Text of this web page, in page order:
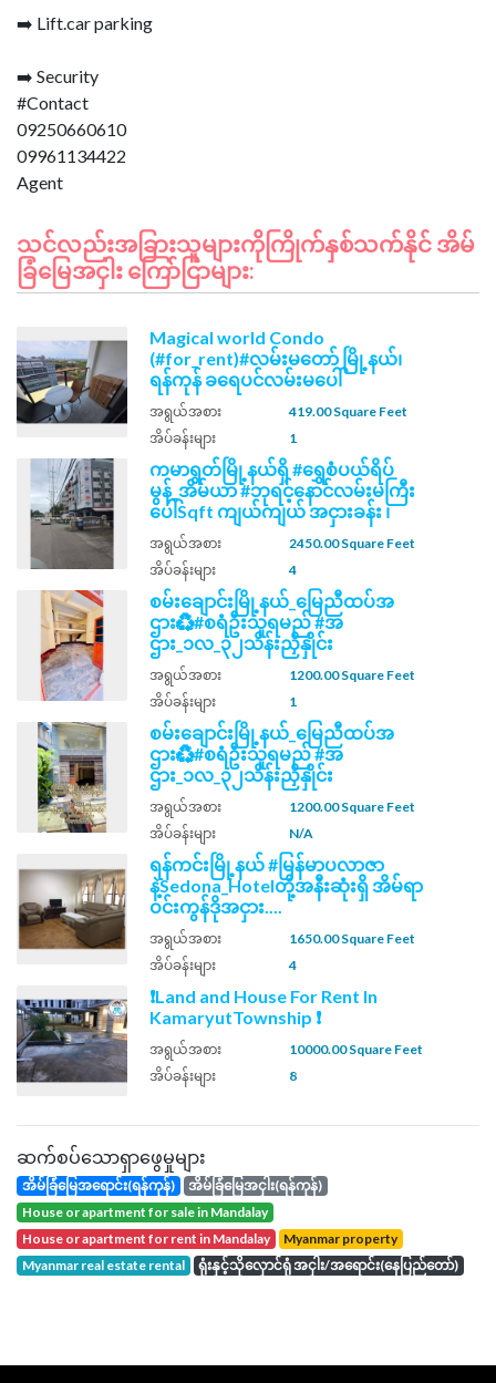
➡️ Lift.car parking
➡️ Security
#Contact
09250660610
09961134422
သင်လည်းအခြားသူများကိုကြိုက်နှစ်သက်နိုင် အိမ်
ခြံမြေအငှါး ကြော်ငြာများ:
Magical world Condo
(#for_rent)#လမ်းမတော် မြို့နယ်၊
ရန်ကုန် ခရေပင်လမ်းမပေါ်
အရွယ်အစား
419.00 Square Feet
အိပ်ခန်းများ
1
ကမာရွတ်မြို့နယ်ရှိ #ရွှေစံပယ်ရိပ်
မွန်_အိမ်ယာ #ဘုရင့်နောင်လမ်းမကြီး
ပေါ်Sqft ကျယ်ကျယ် အငှားခန်း ၊
အရွယ်အစား
2450.00 Square Feet
အိပ်ခန်းများ
4
စမ်းချောင်းမြို့နယ်_မြေညီထပ်အ
ဌား♻️#စရံဦးသူရမည် #အ
ဌား_၁လ_၃၂သိန်းညှိနှိုင်း
အရွယ်အစား
1200.00 Square Feet
အိပ်ခန်းများ
1
စမ်းချောင်းမြို့နယ်_မြေညီထပ်အ
ဌား♻️#စရံဦးသူရမည် #အ
ဌား_၁လ_၃၂သိန်းညှိနှိုင်း
အရွယ်အစား
1200.00 Square Feet
အိပ်ခန်းများ
N/A
ရန်ကင်းမြို့နယ် #မြန်မာပလာဇာ
နဲ့Sedona_Hotelတို့အနီးဆုံးရှိ အိမ်ရာ
ဝင်းကွန်ဒိုအငှား....
အရွယ်အစား
1650.00 Square Feet
အိပ်ခန်းများ
4
❗Land and House For Rent In
KamaryutTownship ❗
အရွယ်အစား
10000.00 Square Feet
အိပ်ခန်းများ
8
ဆက်စပ်သောရှာဖွေမှုများ
အိမ်ခြံမြေအရောင်း(ရန်ကုန်)
အိမ်ခြံမြေအငှါး(ရန်ကုန်)
house or apartment for sale in Mandalay
house or apartment for rent in Mandalay
Myanmar property
Myanmar real estate rental
ရုံးနှင့်သိုလှောင်ရုံ အငှါး/အရောင်း(နေပြည်တော်)